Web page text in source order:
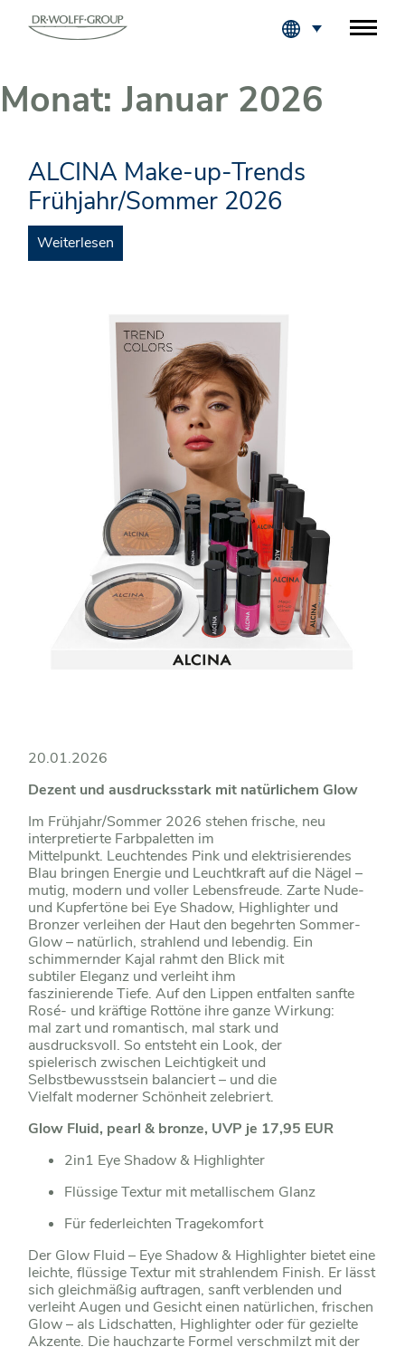
Monat: Januar 2026
ALCINA Make-up-Trends
Frühjahr/Sommer 2026
Weiterlesen
20.01.2026
Dezent und ausdrucksstark mit natürlichem Glow
Im Frühjahr/Sommer 2026 stehen frische, neu
interpretierte Farbpaletten im
Mittelpunkt. Leuchtendes Pink und elektrisierendes
Blau bringen Energie und Leuchtkraft auf die Nägel –
mutig, modern und voller Lebensfreude. Zarte Nude-
und Kupfertöne bei Eye Shadow, Highlighter und
Bronzer verleihen der Haut den begehrten Sommer-
Glow – natürlich, strahlend und lebendig. Ein
schimmernder Kajal rahmt den Blick mit
subtiler Eleganz und verleiht ihm
faszinierende Tiefe. Auf den Lippen entfalten sanfte
Rosé- und kräftige Rottöne ihre ganze Wirkung:
mal zart und romantisch, mal stark und
ausdrucksvoll. So entsteht ein Look, der
spielerisch zwischen Leichtigkeit und
Selbstbewusstsein balanciert – und die
Vielfalt moderner Schönheit zelebriert.
Glow Fluid, pearl & bronze, UVP je 17,95 EUR
2in1 Eye Shadow & Highlighter
Flüssige Textur mit metallischem Glanz
Für federleichten Tragekomfort
Der Glow Fluid – Eye Shadow & Highlighter bietet eine
leichte, flüssige Textur mit strahlendem Finish. Er lässt
sich gleichmäßig auftragen, sanft verblenden und
verleiht Augen und Gesicht einen natürlichen, frischen
Glow – als Lidschatten, Highlighter oder für gezielte
Akzente. Die hauchzarte Formel verschmilzt mit der